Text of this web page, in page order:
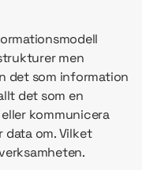
men
det som information
det som en
kommunicera
data om. Vilket